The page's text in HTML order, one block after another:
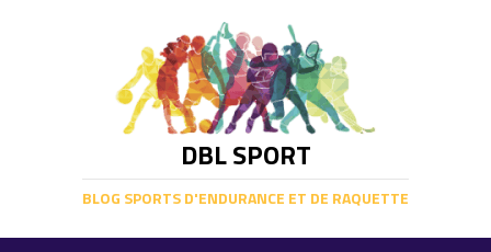
DBL SPORT
BLOG SPORTS D'ENDURANCE ET DE RAQUETTE